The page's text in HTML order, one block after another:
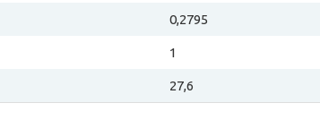
0,2795
1
27,6